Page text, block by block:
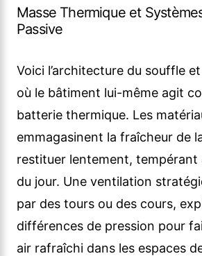
Masse Thermique et
Passive
Voici l’architecture du souffle
où le bâtiment lui-même agit
batterie thermique. Les
emmagasinent la fraîcheur de
restituer lentement, tempérant
du jour. Une ventilation
par des tours ou des cours,
différences de pression pour
air rafraîchi dans les espaces